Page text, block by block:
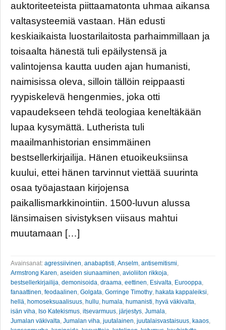
auktoriteeteista piittaamatonta uhmaa aikansa
valtasysteemiä vastaan. Hän edusti
keskiaikaista luostarilaitosta parhaimmillaan ja
toisaalta hänestä tuli epäilystensä ja
valintojensa kautta uuden ajan humanisti,
naimisissa oleva, silloin tällöin reippaasti
ryypiskelevä hengenmies, joka otti
vapaudekseen tehdä teologiaa keneltäkään
lupaa kysymättä. Lutherista tuli
maailmanhistorian ensimmäinen
bestsellerkirjailija. Hänen etuoikeuksiinsa
kuului, ettei hänen tarvinnut viettää suurinta
osaa työajastaan kirjojensa
paikallismarkkinointiin. 1500-luvun alussa
länsimaisen sivistyksen viisaus mahtui
muutamaan […]
Avainsanat: agressiivinen anabaptisti Anselm antisemitismi
Armstrong Karen aseiden siunaaminen avioliiton rikkoja
bestsellerkirjailija demonisoida draama eettinen Esivalta Eurooppa
fanaattinen feodaalinen Golgata Gorringe Timothy hakata kappaleiksi
hellä homoseksuaalisuus hullu humala humanisti hyvä väkivalta
isän viha Iso Katekismus itsevarmuus järjestys Jumala
Jumalan väkivalta Jumalan viha juutalainen juutalaisvastaisuus kaaos